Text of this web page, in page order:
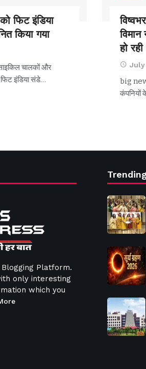
फिट इंडिया
किया गया
चालकों और
इंडिया संडे…
हो
July
big
कंपनियों
Platform.
only interesting
which you